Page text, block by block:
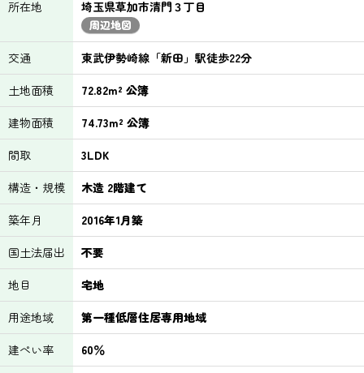
所在地 埼玉県草加市清門３丁目
周辺地図
交通
東武伊勢崎線「新田」駅徒歩22分
土地面積
72.82m² 公簿
建物面積
74.73m² 公簿
間取
3LDK
構造・規模
木造 2階建て
築年月
2016年1月築
国土法届出
不要
地目
宅地
用途地域
第一種低層住居専用地域
建ぺい率
60％